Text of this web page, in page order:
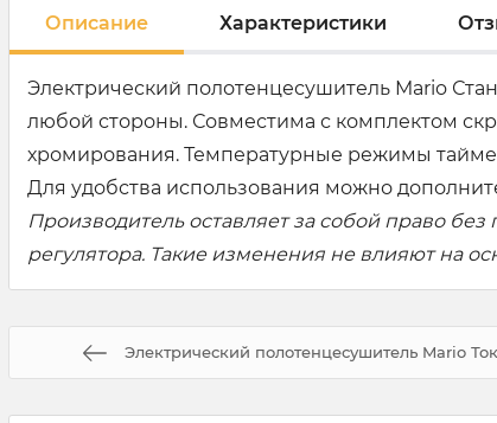
Описание Характеристики
Электрический полотенцесушитель Mario
любой стороны. Совместима с комплектом
хромирования. Температурные режимы
Для удобства использования можно
Производитель оставляет за собой право
регулятора. Такие изменения не влияют на
Электрический полотенцесушитель Mario